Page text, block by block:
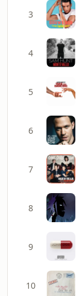
3
4
5
6
7
8
9
10